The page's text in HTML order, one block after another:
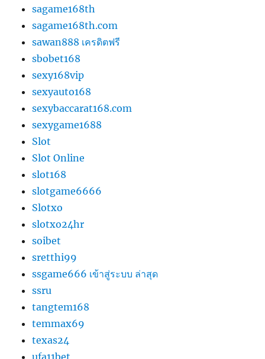
sagame168th
sagame168th.com
sawan888 เครดิตฟรี
sbobet168
sexy168vip
sexyauto168
sexybaccarat168.com
sexygame1688
Slot
Slot Online
slot168
slotgame6666
Slotxo
slotxo24hr
soibet
sretthi99
ssgame666 เข้าสู่ระบบ ล่าสุด
ssru
tangtem168
temmax69
texas24